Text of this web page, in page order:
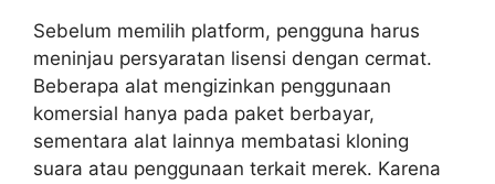
Sebelum memilih platform, pengguna harus
meninjau persyaratan lisensi dengan cermat.
Beberapa alat mengizinkan penggunaan
komersial hanya pada paket berbayar,
sementara alat lainnya membatasi kloning
suara atau penggunaan terkait merek. Karena